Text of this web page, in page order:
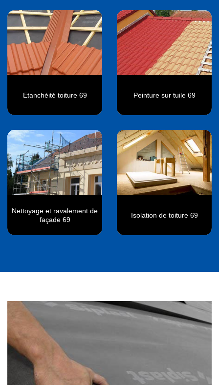
Etanchéité toiture 69 Peinture sur tuile 69
Nettoyage et ravalement de
façade 69
Isolation de toiture 69